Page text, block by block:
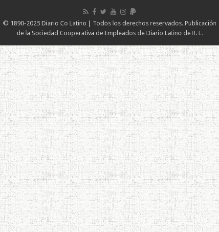
© 1890-2025 Diario Co Latino | Todos los derechos reservados. Publicación
de la Sociedad Cooperativa de Empleados de Diario Latino de R. L.